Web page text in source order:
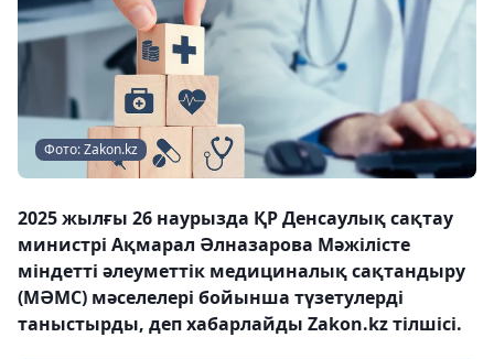
Фото: Zakon.kz
2025 жылғы 26 наурызда ҚР Денсаулық сақтау
министрі Ақмарал Әлназарова Мәжілісте
міндетті әлеуметтік медициналық сақтандыру
(МӘМС) мәселелері бойынша түзетулерді
таныстырды, деп хабарлайды Zakon.kz тілшісі.